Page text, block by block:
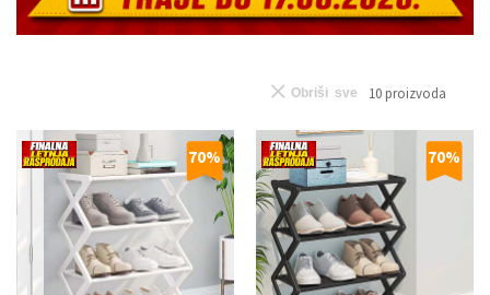
10 proizvoda
Obriši sve
70% 70%